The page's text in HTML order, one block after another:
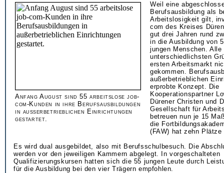
Anfang August sind 55 arbeitslose job-
com-Kunden in ihre Berufsausbildungen
in außerbetrieblichen Einrichtungen
gestartet.
Weil eine
Berufsausbildung als
Arbeitslosigkeit gilt,
com des Kreises
gut drei Jahren rund
in die Ausbildung von
jungen Menschen. Alle
unterschiedlichsten
ersten Arbeitsmarkt
gekommen.
außerbetrieblichen
erprobte Konzept. Die
Kooperationspartner
Dürener Christen und
Gesellschaft für
betreuen nun je 15
die
(FAW) hat zehn
Es wird dual ausgebildet, also mit Berufsschulbesuch. Die
werden vor den jeweiligen Kammern abgelegt. In vorgeschalteten
Qualifizierungskursen hatten sich die 55 jungen Leute durch
für die Ausbildung bei den vier Trägern empfohlen.